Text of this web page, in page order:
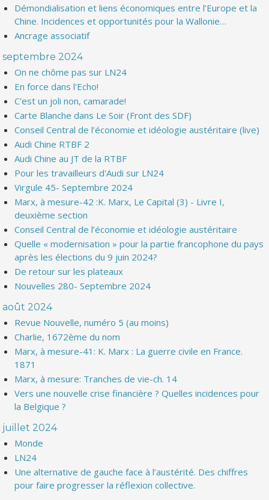
Démondialisation et liens économiques entre l’Europe et la
Chine. Incidences et opportunités pour la Wallonie…
Ancrage associatif
septembre 2024
On ne chôme pas sur LN24
En force dans l'Echo!
C'est un joli non, camarade!
Carte Blanche dans Le Soir (Front des SDF)
Conseil Central de l’économie et idéologie austéritaire (live)
Audi Chine RTBF 2
Audi Chine au JT de la RTBF
Pour les travailleurs d'Audi sur LN24
Virgule 45- Septembre 2024
Marx, à mesure-42 :K. Marx, Le Capital (3) - Livre I,
deuxième section
Conseil Central de l’économie et idéologie austéritaire
Quelle « modernisation » pour la partie francophone du pays
après les élections du 9 juin 2024?
De retour sur les plateaux
Nouvelles 280- Septembre 2024
août 2024
Revue Nouvelle, numéro 5 (au moins)
Charlie, 1672ème du nom
Marx, à mesure-41: K. Marx : La guerre civile en France.
1871
Marx, à mesure: Tranches de vie-ch. 14
Vers une nouvelle crise financière ? Quelles incidences pour
la Belgique ?
juillet 2024
Monde
LN24
Une alternative de gauche face à l’austérité. Des chiffres
pour faire progresser la réflexion collective.